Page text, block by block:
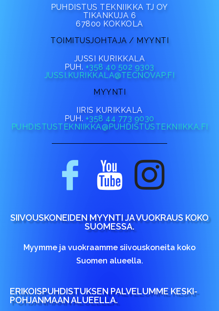
PUHDISTUS TEKNIIKKA TJ OY
TIKANKUJA 6
67800 KOKKOLA
TOIMITUSJOHTAJA / MYYNTI
JUSSI KURIKKALA
PUH. +358 40 502 9303
JUSSI.KURIKKALA@TECNOVAP.FI
MYYNTI
IIRIS KURIKKALA
PUH. +358 44 773 9030
PUHDISTUSTEKNIIKKA@PUHDISTUSTEKNIIKKA.FI
SIIVOUSKONEIDEN MYYNTI JA VUOKRAUS KOKO
SUOMESSA.
Myymme ja vuokraamme siivouskoneita koko
Suomen alueella.
ERIKOISPUHDISTUKSEN PALVELUMME KESKI-
POHJANMAAN ALUEELLA.